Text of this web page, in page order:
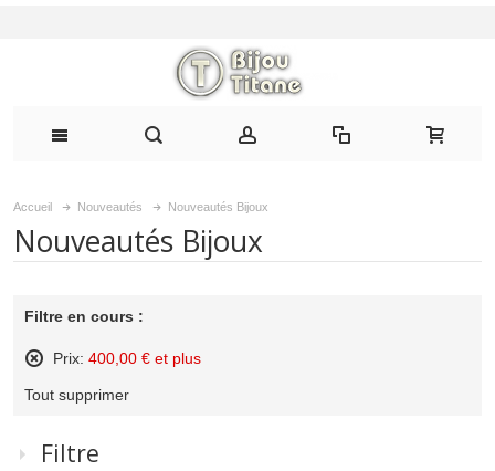
Accueil Nouveautés Nouveautés Bijoux
Nouveautés Bijoux
Filtre en cours :
Prix: 400,00 € et plus
cet
Tout supprimer
Filtre